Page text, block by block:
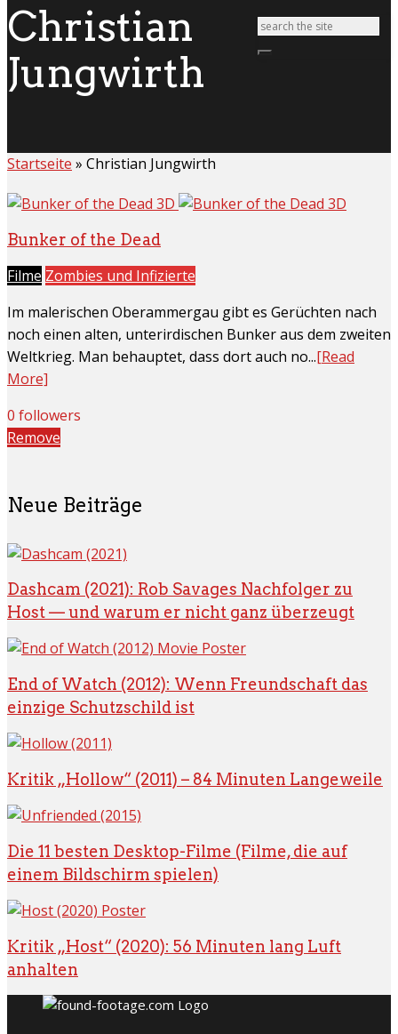
Christian
Jungwirth
Startseite » Christian Jungwirth
Bunker of the Dead
Filme Zombies und Infizierte
Im malerischen Oberammergau gibt es Gerüchten nach
noch einen alten, unterirdischen Bunker aus dem zweiten
Weltkrieg. Man behauptet, dass dort auch no...[Read
More]
0 followers
Remove
Neue Beiträge
Dashcam (2021): Rob Savages Nachfolger zu
Host — und warum er nicht ganz überzeugt
End of Watch (2012): Wenn Freundschaft das
einzige Schutzschild ist
Kritik „Hollow“ (2011) – 84 Minuten Langeweile
Die 11 besten Desktop-Filme (Filme, die auf
einem Bildschirm spielen)
Kritik „Host“ (2020): 56 Minuten lang Luft
anhalten